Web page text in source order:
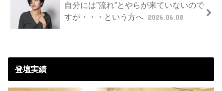
自分には”流れ”とやらが来ていないので
すが・・・という方へ 2026.06.08
登壇実績